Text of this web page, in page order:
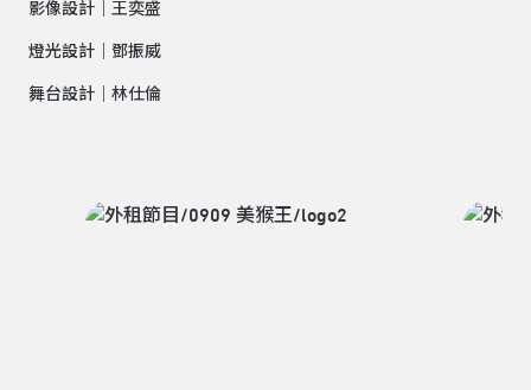
影像設計｜王奕盛
燈光設計｜鄧振威
舞台設計｜林仕倫